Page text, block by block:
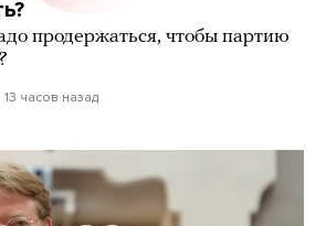
продержаться, чтобы партию
13 часов назад